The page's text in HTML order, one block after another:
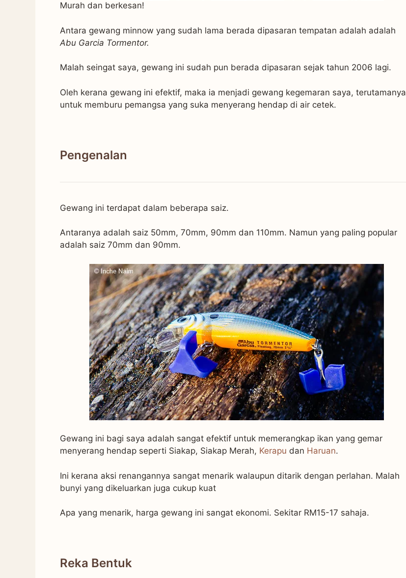
Murah dan berkesan!
Antara gewang minnow yang sudah lama berada dipasaran tempatan adalah adalah
Abu Garcia Tormentor.
Malah seingat saya, gewang ini sudah pun berada dipasaran sejak tahun 2006 lagi.
Oleh kerana gewang ini efektif, maka ia menjadi gewang kegemaran saya, terutamanya
untuk memburu pemangsa yang suka menyerang hendap di air cetek.
Pengenalan
Gewang ini terdapat dalam beberapa saiz.
Antaranya adalah saiz 50mm, 70mm, 90mm dan 110mm. Namun yang paling popular
adalah saiz 70mm dan 90mm.
Gewang ini bagi saya adalah sangat efektif untuk memerangkap ikan yang gemar
menyerang hendap seperti Siakap, Siakap Merah, Kerapu dan Haruan.
Ini kerana aksi renangannya sangat menarik walaupun ditarik dengan perlahan. Malah
bunyi yang dikeluarkan juga cukup kuat
Apa yang menarik, harga gewang ini sangat ekonomi. Sekitar RM15-17 sahaja.
Reka Bentuk